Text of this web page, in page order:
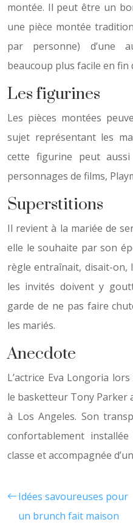
montée. Il peut être un
une pièce montée
par personne) d’une
beaucoup plus facile en fin
Les figurines
Les pièces montées
sujet représentant les
cette figurine peut
personnages de films,
Superstitions
Il revient à la mariée de
elle le souhaite par son
règle entraînait, disait-on,
les invités doivent y
garde de ne pas faire
les mariés.
Anecdote
L’actrice Eva Longoria
le basketteur Tony Parker
à Los Angeles. Son
confortablement
classe et accompagnée
Idées savoureuses pour
un brunch fait maison